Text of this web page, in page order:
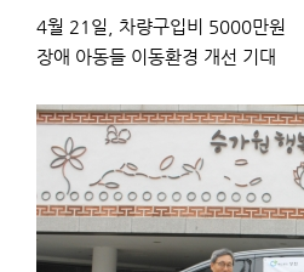
4월 21일, 차량구입비 5000만원
장애 아동들 이동환경 개선 기대